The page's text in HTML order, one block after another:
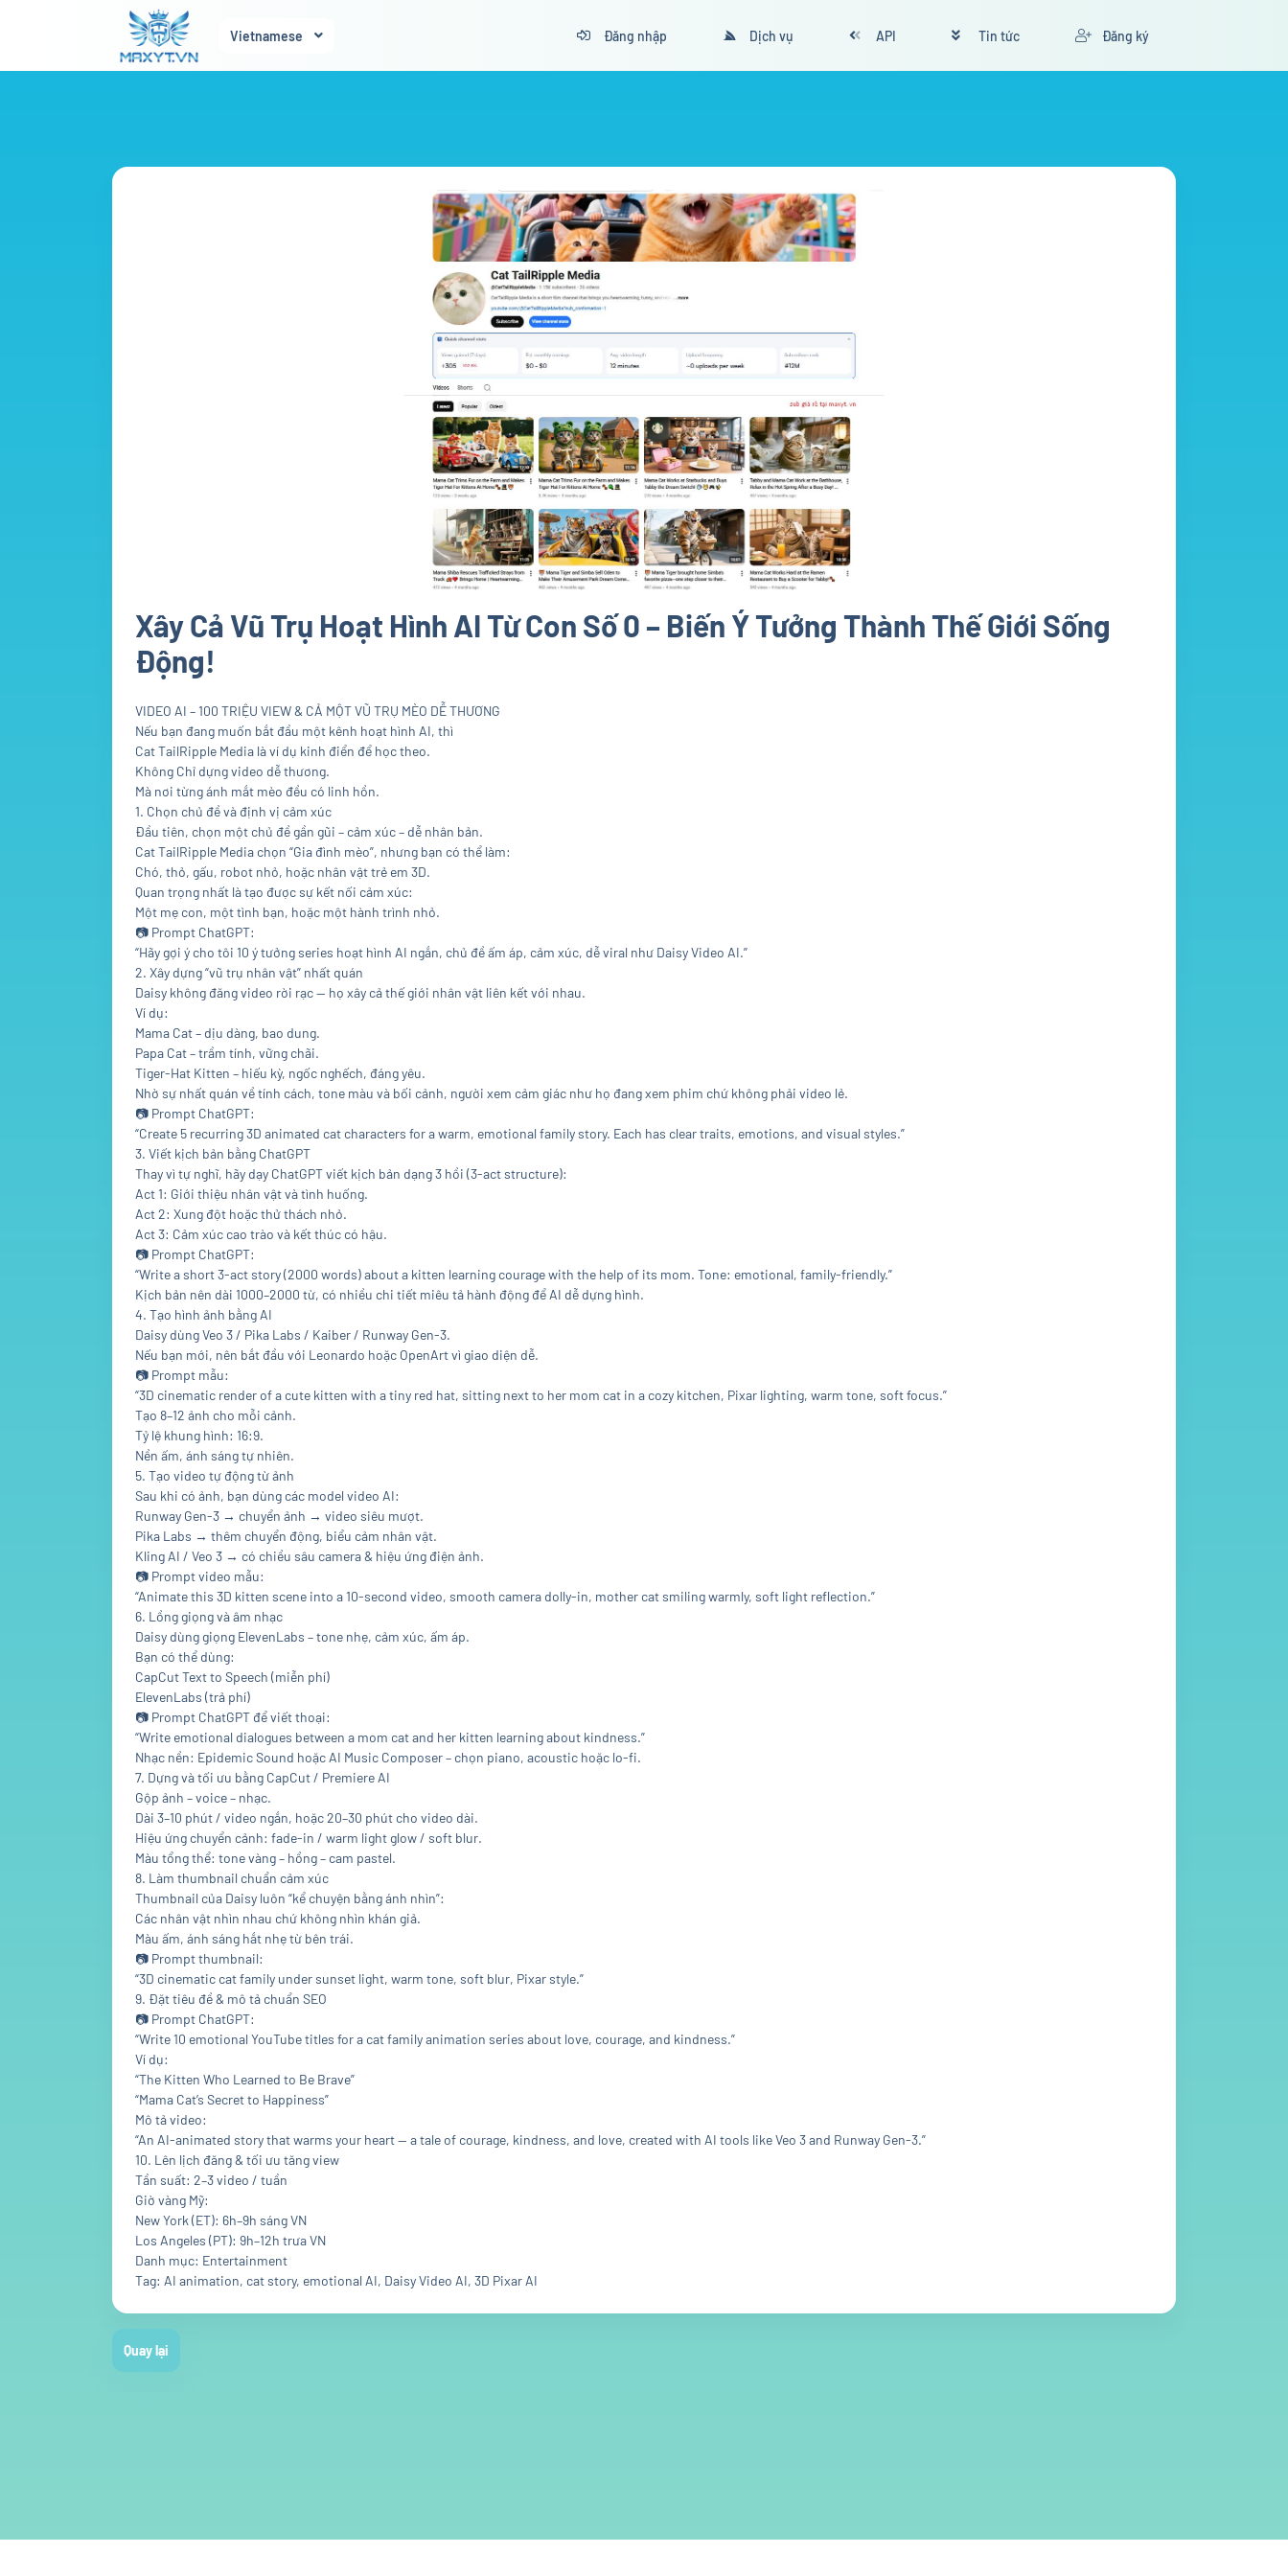
Vietnamese Đăng nhập Dịch vụ API Tin tức Đăng ký
Xây Cả Vũ Trụ Hoạt Hình AI Từ Con Số 0 – Biến Ý Tưởng Thành Thế Giới Sống
Động!
VIDEO AI – 100 TRIỆU VIEW & CẢ MỘT VŨ TRỤ MÈO DỄ THƯƠNG
Nếu bạn đang muốn bắt đầu một kênh hoạt hình AI, thì
Cat TailRipple Media là ví dụ kinh điển để học theo.
Không Chỉ dựng video dễ thương.
Mà nơi từng ánh mắt mèo đều có linh hồn.
1. Chọn chủ đề và định vị cảm xúc
Đầu tiên, chọn một chủ đề gần gũi – cảm xúc – dễ nhân bản.
Cat TailRipple Media chọn “Gia đình mèo”, nhưng bạn có thể làm:
Chó, thỏ, gấu, robot nhỏ, hoặc nhân vật trẻ em 3D.
Quan trọng nhất là tạo được sự kết nối cảm xúc:
Một mẹ con, một tình bạn, hoặc một hành trình nhỏ.
📷 Prompt ChatGPT:
“Hãy gợi ý cho tôi 10 ý tưởng series hoạt hình AI ngắn, chủ đề ấm áp, cảm xúc, dễ viral như Daisy Video AI.”
2. Xây dựng “vũ trụ nhân vật” nhất quán
Daisy không đăng video rời rạc — họ xây cả thế giới nhân vật liên kết với nhau.
Ví dụ:
Mama Cat – dịu dàng, bao dung.
Papa Cat – trầm tính, vững chãi.
Tiger-Hat Kitten – hiếu kỳ, ngốc nghếch, đáng yêu.
Nhờ sự nhất quán về tính cách, tone màu và bối cảnh, người xem cảm giác như họ đang xem phim chứ không phải video lẻ.
📷 Prompt ChatGPT:
“Create 5 recurring 3D animated cat characters for a warm, emotional family story. Each has clear traits, emotions, and visual styles.”
3. Viết kịch bản bằng ChatGPT
Thay vì tự nghĩ, hãy dạy ChatGPT viết kịch bản dạng 3 hồi (3-act structure):
Act 1: Giới thiệu nhân vật và tình huống.
Act 2: Xung đột hoặc thử thách nhỏ.
Act 3: Cảm xúc cao trào và kết thúc có hậu.
📷 Prompt ChatGPT:
“Write a short 3-act story (2000 words) about a kitten learning courage with the help of its mom. Tone: emotional, family-friendly.”
Kịch bản nên dài 1000–2000 từ, có nhiều chi tiết miêu tả hành động để AI dễ dựng hình.
4. Tạo hình ảnh bằng AI
Daisy dùng Veo 3 / Pika Labs / Kaiber / Runway Gen-3.
Nếu bạn mới, nên bắt đầu với Leonardo hoặc OpenArt vì giao diện dễ.
📷 Prompt mẫu:
“3D cinematic render of a cute kitten with a tiny red hat, sitting next to her mom cat in a cozy kitchen, Pixar lighting, warm tone, soft focus.”
Tạo 8–12 ảnh cho mỗi cảnh.
Tỷ lệ khung hình: 16:9.
Nền ấm, ánh sáng tự nhiên.
5. Tạo video tự động từ ảnh
Sau khi có ảnh, bạn dùng các model video AI:
Runway Gen-3 → chuyển ảnh → video siêu mượt.
Pika Labs → thêm chuyển động, biểu cảm nhân vật.
Kling AI / Veo 3 → có chiều sâu camera & hiệu ứng điện ảnh.
📷 Prompt video mẫu:
“Animate this 3D kitten scene into a 10-second video, smooth camera dolly-in, mother cat smiling warmly, soft light reflection.”
6. Lồng giọng và âm nhạc
Daisy dùng giọng ElevenLabs – tone nhẹ, cảm xúc, ấm áp.
Bạn có thể dùng:
CapCut Text to Speech (miễn phí)
ElevenLabs (trả phí)
📷 Prompt ChatGPT để viết thoại:
“Write emotional dialogues between a mom cat and her kitten learning about kindness.”
Nhạc nền: Epidemic Sound hoặc AI Music Composer – chọn piano, acoustic hoặc lo-fi.
7. Dựng và tối ưu bằng CapCut / Premiere AI
Gộp ảnh – voice – nhạc.
Dài 3–10 phút / video ngắn, hoặc 20–30 phút cho video dài.
Hiệu ứng chuyển cảnh: fade-in / warm light glow / soft blur.
Màu tổng thể: tone vàng – hồng – cam pastel.
8. Làm thumbnail chuẩn cảm xúc
Thumbnail của Daisy luôn “kể chuyện bằng ánh nhìn”:
Các nhân vật nhìn nhau chứ không nhìn khán giả.
Màu ấm, ánh sáng hắt nhẹ từ bên trái.
📷 Prompt thumbnail:
“3D cinematic cat family under sunset light, warm tone, soft blur, Pixar style.”
9. Đặt tiêu đề & mô tả chuẩn SEO
📷 Prompt ChatGPT:
“Write 10 emotional YouTube titles for a cat family animation series about love, courage, and kindness.”
Ví dụ:
“The Kitten Who Learned to Be Brave”
“Mama Cat’s Secret to Happiness”
Mô tả video:
“An AI-animated story that warms your heart — a tale of courage, kindness, and love, created with AI tools like Veo 3 and Runway Gen-3.”
10. Lên lịch đăng & tối ưu tăng view
Tần suất: 2–3 video / tuần
Giờ vàng Mỹ:
New York (ET): 6h–9h sáng VN
Los Angeles (PT): 9h–12h trưa VN
Danh mục: Entertainment
Tag: AI animation, cat story, emotional AI, Daisy Video AI, 3D Pixar AI
Quay lại